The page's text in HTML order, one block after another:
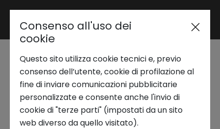
Area riservata
Trend Analysis
Applied Research
TERRA NEXT 2023 | Il meglio
del Demo Day
Consenso all'uso dei
cookie
Questo sito utilizza cookie tecnici e, previo
consenso dell’utente, cookie di profilazione al
fine di inviare comunicazioni pubblicitarie
personalizzate e consente anche l'invio di
cookie di "terze parti" (impostati da un sito
web diverso da quello visitato).